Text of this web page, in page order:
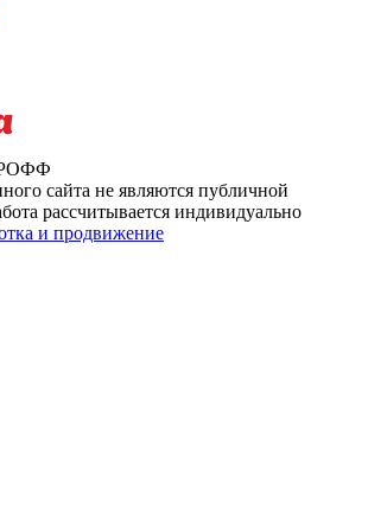
сайта не являются публичной
рассчитывается индивидуально
и продвижение